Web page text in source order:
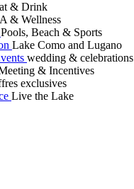
& Drink
& Wellness
Pools, Beach & Sports
Lake Como and Lugano
wedding & celebrations
& Incentives
exclusives
Live the Lake